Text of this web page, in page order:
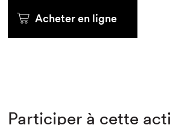
Acheter en ligne
Participer à cette